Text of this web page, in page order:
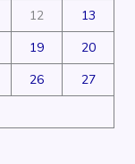
12
13
19
20
26
27